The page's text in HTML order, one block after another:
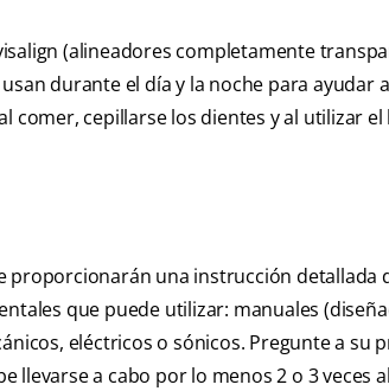
(alineadores completamente
durante el día y la noche para ayudar
comer, cepillarse los dientes y al utilizar
proporcionarán una instrucción detallada
que puede utilizar: manuales
eléctricos o sónicos. Pregunte a su
llevarse a cabo por lo menos 2 o 3 veces